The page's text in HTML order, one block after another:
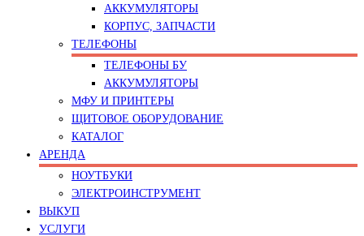
АККУМУЛЯТОРЫ
КОРПУС, ЗАПЧАСТИ
ТЕЛЕФОНЫ
ТЕЛЕФОНЫ БУ
АККУМУЛЯТОРЫ
МФУ И ПРИНТЕРЫ
ЩИТОВОЕ ОБОРУДОВАНИЕ
КАТАЛОГ
АРЕНДА
НОУТБУКИ
ЭЛЕКТРОИНСТРУМЕНТ
ВЫКУП
УСЛУГИ